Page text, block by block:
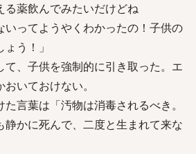
る薬飲んでみたいだけどね
いってようやくわかったの！子供の
う！」
て、子供を強制的に引き取った。エ
いておけない。
言葉は「汚物は消毒されるべき。
静かに死んで、二度と生まれて来な